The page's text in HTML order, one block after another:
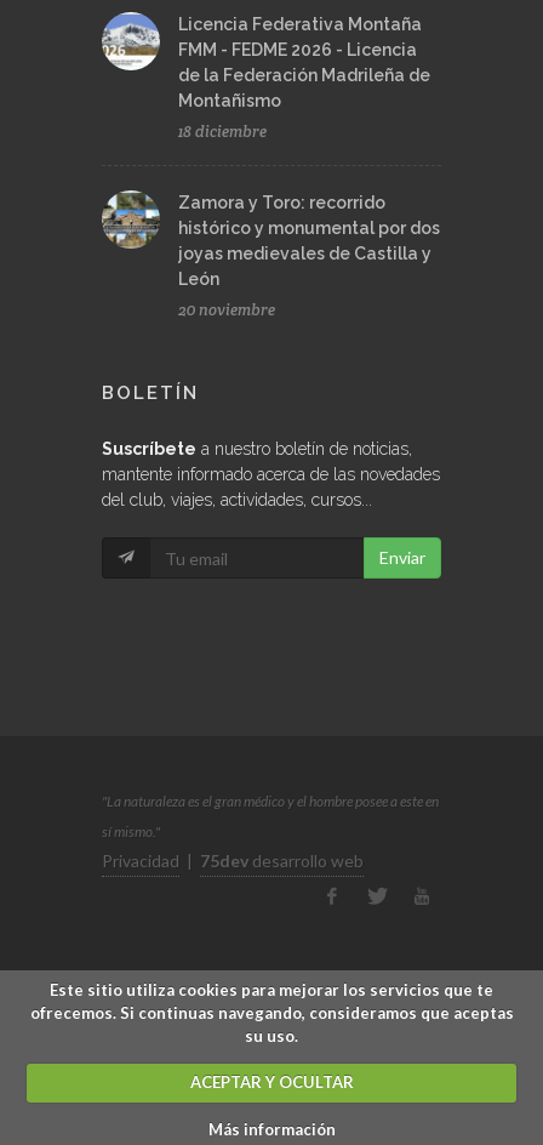
Licencia Federativa Montaña
FMM - FEDME 2026 - Licencia
de la Federación Madrileña de
Montañismo
18 diciembre
Zamora y Toro: recorrido
histórico y monumental por dos
joyas medievales de Castilla y
León
20 noviembre
BOLETÍN
Suscríbete a nuestro boletín de noticias,
mantente informado acerca de las novedades
del club, viajes, actividades, cursos...
Enviar
"La naturaleza es el gran médico y el hombre posee a este en
sí mismo."
Privacidad | 75dev desarrollo web
Este sitio utiliza cookies para mejorar los servicios que te
ofrecemos. Si continuas navegando, consideramos que aceptas
su uso.
ACEPTAR Y OCULTAR
Más información